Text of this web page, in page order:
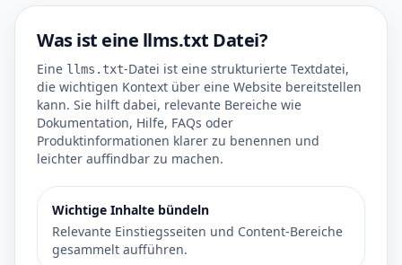
Was ist eine llms.txt Datei?
Eine llms.txt-Datei ist eine strukturierte Textdatei,
die wichtigen Kontext über eine Website bereitstellen
kann. Sie hilft dabei, relevante Bereiche wie
Dokumentation, Hilfe, FAQs oder
Produktinformationen klarer zu benennen und
leichter auffindbar zu machen.
Wichtige Inhalte bündeln
Relevante Einstiegsseiten und Content-Bereiche
gesammelt aufführen.